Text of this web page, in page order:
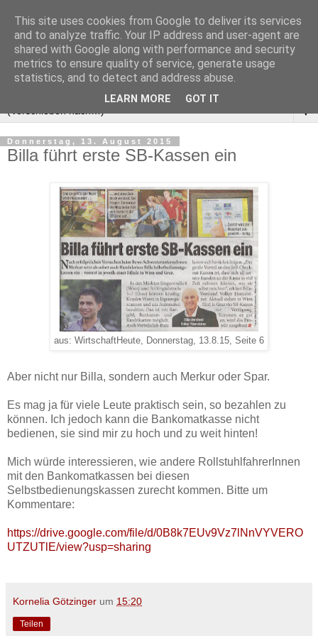
▼
Donnerstag, 13. August 2015
Billa führt erste SB-Kassen ein
aus: WirtschaftHeute, Donnerstag, 13.8.15, Seite 6
Aber nicht nur Billa, sondern auch Merkur oder Spar.
Es mag ja für viele Leute praktisch sein, so bezahlen zu
können. Ich jedoch kann die Bankomatkasse nicht
bedienen, sie sind mir zu hoch und zu weit hinten!
Mich würde interessieren, wie andere RollstuhlfahrerInnen
mit den Bankomatkassen bei diesen
Selbstbedienungskassen zurecht kommen. Bitte um
Kommentare:
https://drive.google.com/file/d/0B8k7EUv9Vz7lNnVYVERO
UTZUTlE/view?usp=sharing
Kornelia Götzinger um 15:20
Teilen
This site uses cookies from Google to deliver its services
and to analyze traffic. Your IP address and user-agent are
shared with Google along with performance and security
metrics to ensure quality of service, generate usage
statistics, and to detect and address abuse.
LEARN MORE GOT IT